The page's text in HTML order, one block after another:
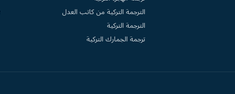
الترجمة التركية من كاتب العدل
الترجمة التركية
ترجمة الجمارك التركية